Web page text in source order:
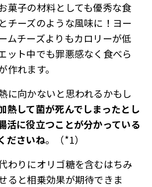
菓子の材料としても優秀な食
チーズのような風味に！ヨー
ムチーズよりもカロリーが低
ット中でも罪悪感なく食べら
作れます。
に向かないと思われるかもし
熱して菌が死んでしまったとし
活に役立つことが分かっている
ださいね。（*1）
わりにオリゴ糖を含むはちみ
ると相乗効果が期待できま